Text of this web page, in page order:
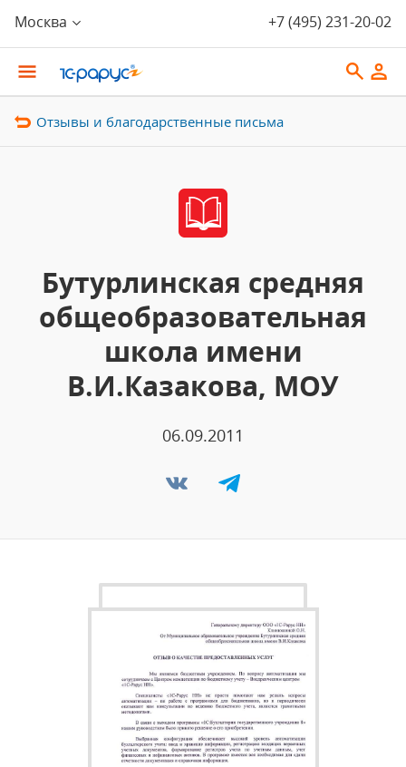
Москва +7 (495) 231-20-02
Отзывы и благодарственные письма
Бутурлинская средняя
общеобразовательная
школа имени
В.И.Казакова, МОУ
06.09.2011